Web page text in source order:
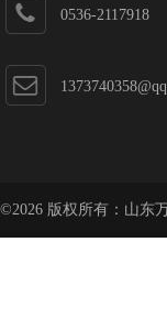
0536-2117918
©2026 版权所有：山东